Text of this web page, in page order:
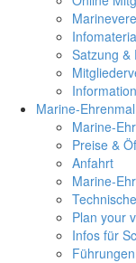
Satzung &
Marine-
Marine-
Preise &
Anfahrt
Marine-
Plan your
Infos für
Führungen